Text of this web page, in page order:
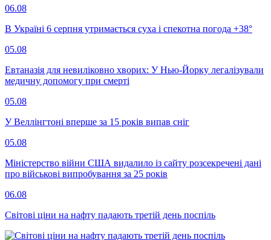
06.08
В Україні 6 серпня утримається суха і спекотна погода +38°
05.08
Евтаназія для невиліковно хворих: У Нью-Йорку легалізували
медичну допомогу при смерті
05.08
У Веллінгтоні вперше за 15 років випав сніг
05.08
Міністерство війни США видалило із сайту розсекречені дані
про військові випробування за 25 років
06.08
Світові ціни на нафту падають третій день поспіль